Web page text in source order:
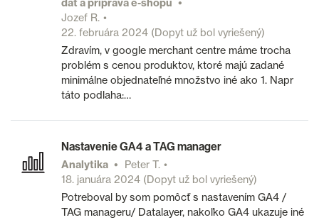
dát a príprava e-shopu
Jozef R.
22. februára 2024(Dopyt už bol vyriešený)
Zdravím, v google merchant centre máme trocha
problém s cenou produktov, ktoré majú zadané
minimálne objednateľné množstvo iné ako 1. Napr
táto podlaha:…
Nastavenie GA4 a TAG manager
Analytika
Peter T.
18. januára 2024(Dopyt už bol vyriešený)
Potreboval by som pomôcť s nastavením GA4 /
TAG manageru/ Datalayer, nakoľko GA4 ukazuje iné